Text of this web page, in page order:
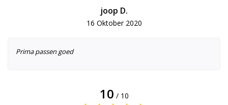
joop D.
16 Oktober 2020
Prima passen goed
10 / 10